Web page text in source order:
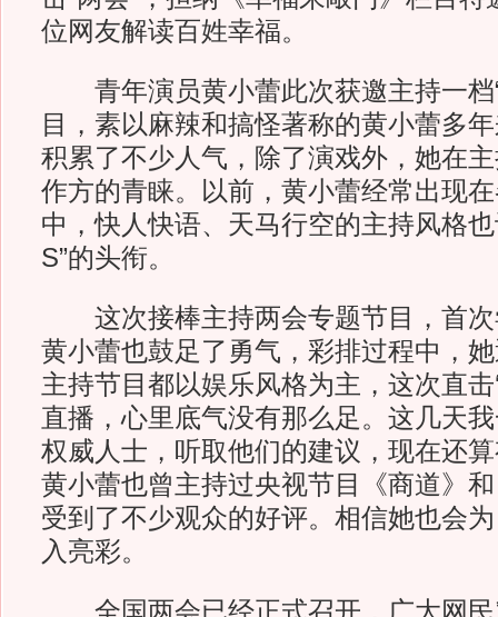
位网友解读百姓幸福。
青年演员黄小蕾此次获邀主持一档
目，素以麻辣和搞怪著称的黄小蕾多
积累了不少人气，除了演戏外，她在
作方的青睐。以前，黄小蕾经常出现
中，快人快语、天马行空的主持风格
S”的头衔。
这次接棒主持两会专题节目，首次
黄小蕾也鼓足了勇气，彩排过程中，
主持节目都以娱乐风格为主，这次直击
直播，心里底气没有那么足。这几天
权威人士，听取他们的建议，现在还
黄小蕾也曾主持过央视节目《商道》
受到了不少观众的好评。相信她也会
入亮彩。